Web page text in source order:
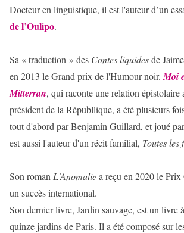
Docteur en linguistique, il est l'auteur d’un
de l’Oulipo.
Sa « traduction » des Contes liquidesde
en 2013 le Grand prix de l'Humour noir. Moi
Mitterran, qui raconte une relation épistolaire
président de la Républlique, a été plusieurs
tout d'abord par Benjamin Guillard, et joué
est aussi l'auteur d'un récit familial, Toutes les
Son roman L'Anomaliea reçu en 2020 le
un succès international.
Son dernier livre, Jardin sauvage, est un livre
quinze jardins de Paris. Il a été composé sur